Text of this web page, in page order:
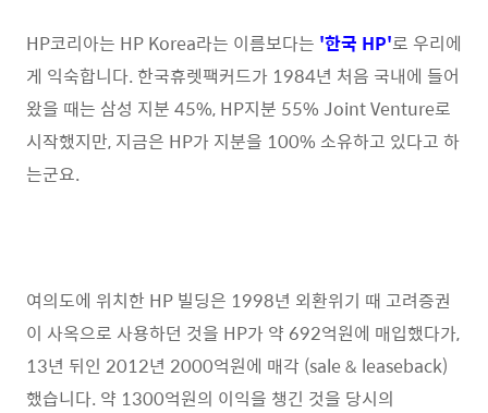
HP코리아는 HP Korea라는 이름보다는 '한국 HP'로 우리에
게 익숙합니다. 한국휴렛팩커드가 1984년 처음 국내에 들어
왔을 때는 삼성 지분 45%, HP지분 55% Joint Venture로
시작했지만, 지금은 HP가 지분을 100% 소유하고 있다고 하
는군요.
여의도에 위치한 HP 빌딩은 1998년 외환위기 때 고려증권
이 사옥으로 사용하던 것을 HP가 약 692억원에 매입했다가,
13년 뒤인 2012년 2000억원에 매각 (sale & leaseback)
했습니다. 약 1300억원의 이익을 챙긴 것을 당시의